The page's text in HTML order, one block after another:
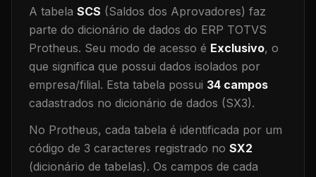
A tabela SCS (Saldos dos Aprovadores) faz
parte do dicionário de dados do ERP TOTVS
Protheus. Seu modo de acesso é Exclusivo, o
que significa que possui dados isolados por
empresa/filial. Esta tabela possui 34 campos
cadastrados no dicionário de dados (SX3).
No Protheus, cada tabela é identificada por um
código de 3 caracteres registrado no SX2
(dicionário de tabelas). Os campos de cada